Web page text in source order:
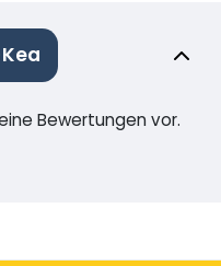
Bewertungen vor.